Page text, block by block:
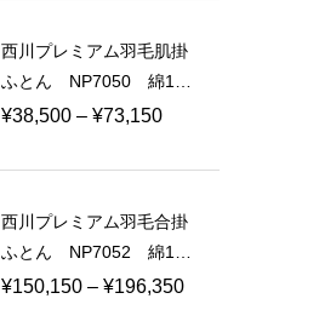
帯:
–
西川プレミアム羽毛肌掛
ふとん NP7050 綿10
0％ 60サテン 日本製
¥38,500 – ¥73,150価
帯:
–
西川プレミアム羽毛合掛
ふとん NP7052 綿10
0％ 80ラムコサテン
¥150,150 – ¥196,350価